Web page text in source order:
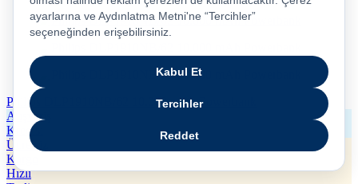
Philips DLP1910NB/62 10.000 mAh Powerbank
Alışveriş
Kredisi
Ücretsiz
Kargo
Hızlı